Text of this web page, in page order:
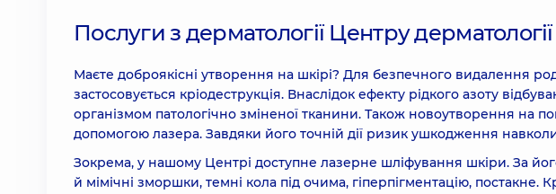
5390 грн
Кріодеструкція рідким азотом (кріодеструктор Cryo Pro)*
1150 грн
Кріодеструкція рідким азотом (кріодеструктор Cryo Pro)*
шкіри – від 1 до 5 елементів
Послуги з дерматології Центру
Маєте доброякісні утворення на шкірі? Для безпечного видалення
застосовується кріодеструкція. Внаслідок ефекту рідкого азоту
організмом патологічно зміненої тканини. Також новоутворення на
допомогою лазера. Завдяки його точній дії ризик ушкодження
Зокрема, у нашому Центрі доступне лазерне шліфування шкіри. За
й мімічні зморшки, темні кола під очима, гіперпігментацію, постакне.